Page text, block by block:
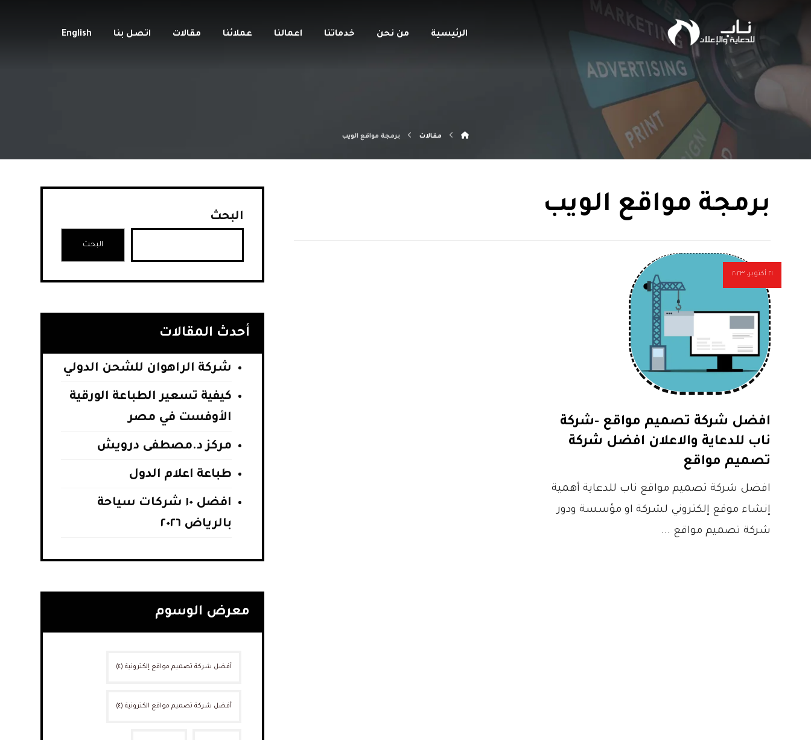
الرئيسية من نحن خدماتنا اعمالنا عملائنا مقالات اتصل بنا English
مقالات برمجة مواقع الويب
برمجة مواقع الويب
افضل شركة تصميم مواقع -شركة
ناب للدعاية والاعلان افضل شركة
تصميم مواقع
٢١ أكتوبر، ٢٠٢٣
افضل شركة تصميم مواقع ناب للدعاية أهمية
إنشاء موقع إلكتروني لشركة او مؤسسة ودور
شركة تصميم مواقع ...
البحث
البحث
أحدث المقالات
شركة الراهوان للشحن الدولي
كيفية تسعير الطباعة الورقية
الأوفست في مصر
مركز د.مصطفى درويش
طباعة اعلام الدول
افضل ١٠ شركات سياحة
بالرياض ٢٠٢٦
معرض الوسوم
أفضل شركة تصميم مواقع إلكترونية(٤)
أفضل شركة تصميم مواقع الكترونية(٤)